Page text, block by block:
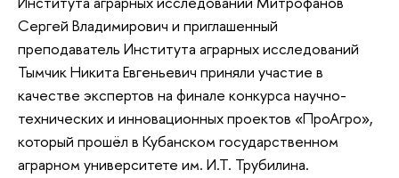
Сергей Владимирович и приглашенный
преподаватель Института аграрных исследований
Тымчик Никита Евгеньевич приняли участие в
качестве экспертов на финале конкурса научно-
технических и инновационных проектов «ПроАгро»,
который прошёл в Кубанском государственном
аграрном университете им. И.Т. Трубилина.